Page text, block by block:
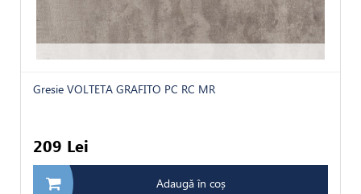
Gresie VOLTETA GRAFITO PC RC MR
209 Lei
Adaugă în coș